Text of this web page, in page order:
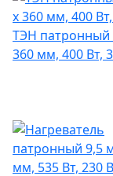
ТЭН патронный
360 мм, 400 Вт,